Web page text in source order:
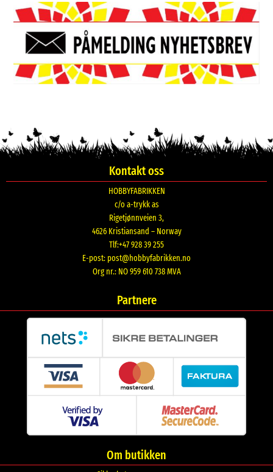
Kontakt oss
HOBBYFABRIKKEN
c/o a-trykk as
Rigetjønnveien 3,
4626 Kristiansand – Norway
Tlf:+47 928 39 255
E-post: post@hobbyfabrikken.no
Org nr.: NO 959 610 738 MVA
Partnere
Om butikken